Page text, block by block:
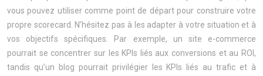
vous pouvez utiliser comme point de départ pour construire votre
propre scorecard. N’hésitez pas à les adapter à votre situation et à
vos objectifs spécifiques. Par exemple, un site e-commerce
pourrait se concentrer sur les KPIs liés aux conversions et au ROI,
tandis qu’un blog pourrait privilégier les KPIs liés au trafic et à